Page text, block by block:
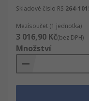
Skladové číslo RS 264-
Mezisoučet (1 jednotka)
3 016,90 Kč(bez DPH)
Množství